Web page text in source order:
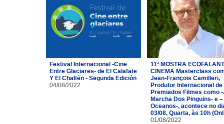
Festival Internacional -Cine
Entre Glaciares- de El Calafate
Y El Chaltén - Segunda Edición
04/08/2022
11ª MOSTRA
CINEMA Masterclass
Jean-François Camilleri,
Produtor Internacional de
Premiados Filmes como
Marcha Dos Pinguins- e –
Oceanos-, acontece no
03/08, Quarta, às 10h
01/08/2022